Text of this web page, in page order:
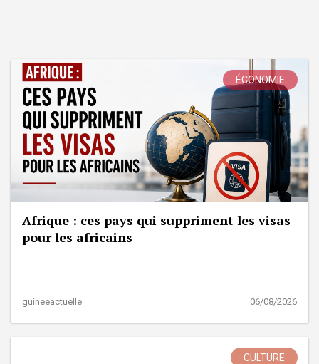
ÉCONOMIE
Afrique : ces pays qui suppriment les visas
pour les africains
guineeactuelle 06/08/2026
CULTURE